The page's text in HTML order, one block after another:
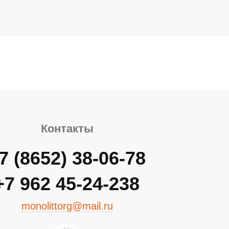
(8652) 38-06-78
962 45-24-238
monolittorg@mail.ru
Контакты